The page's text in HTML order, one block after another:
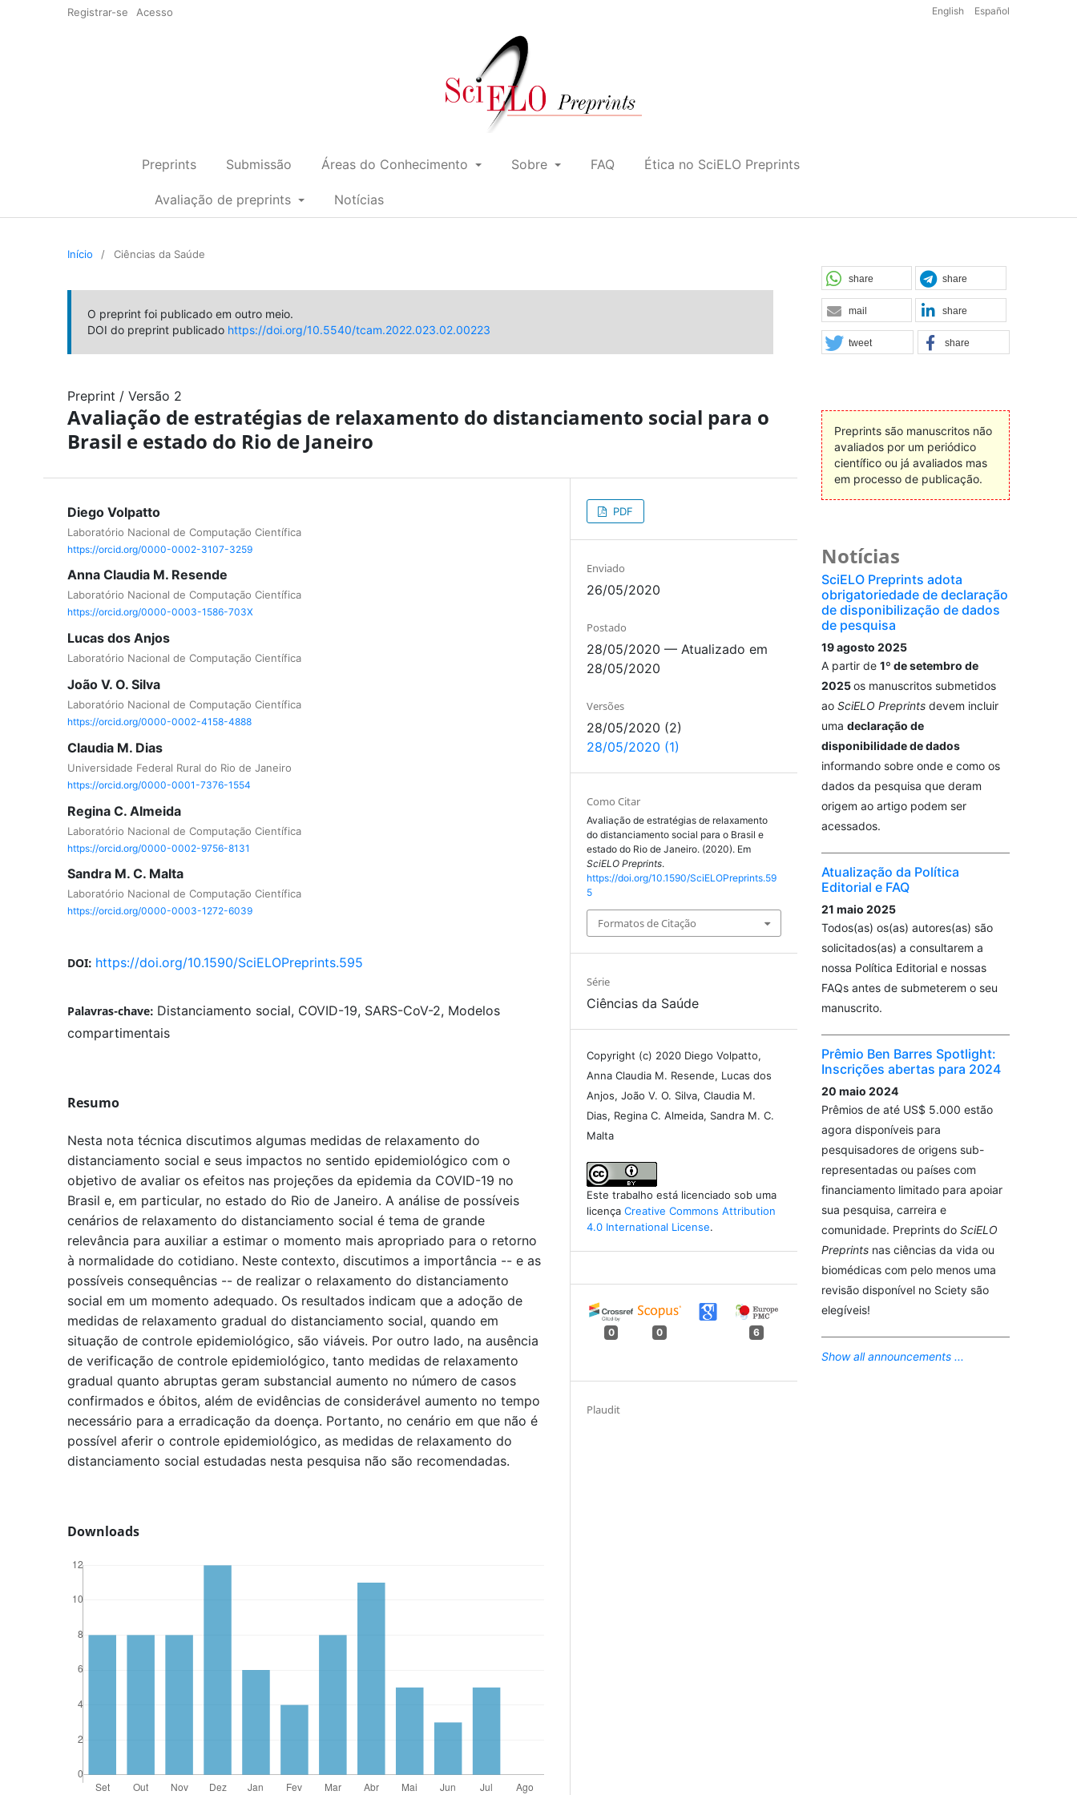
Registrar-se Acesso English Español
Preprints Submissão Áreas do Conhecimento Sobre FAQ Ética no SciELO Preprints
Avaliação de preprints Notícias
Início / Ciências da Saúde
O preprint foi publicado em outro meio.
DOI do preprint publicado https://doi.org/10.5540/tcam.2022.023.02.00223
Preprint / Versão 2
Avaliação de estratégias de relaxamento do distanciamento social para o
Brasil e estado do Rio de Janeiro
Diego Volpatto
Laboratório Nacional de Computação Científica
https://orcid.org/0000-0002-3107-3259
Anna Claudia M. Resende
Laboratório Nacional de Computação Científica
https://orcid.org/0000-0003-1586-703X
Lucas dos Anjos
Laboratório Nacional de Computação Científica
João V. O. Silva
Laboratório Nacional de Computação Científica
https://orcid.org/0000-0002-4158-4888
Claudia M. Dias
Universidade Federal Rural do Rio de Janeiro
https://orcid.org/0000-0001-7376-1554
Regina C. Almeida
Laboratório Nacional de Computação Científica
https://orcid.org/0000-0002-9756-8131
Sandra M. C. Malta
Laboratório Nacional de Computação Científica
https://orcid.org/0000-0003-1272-6039
DOI: https://doi.org/10.1590/SciELOPreprints.595
Palavras-chave: Distanciamento social, COVID-19, SARS-CoV-2, Modelos
compartimentais
Resumo
Nesta nota técnica discutimos algumas medidas de relaxamento do
distanciamento social e seus impactos no sentido epidemiológico com o
objetivo de avaliar os efeitos nas projeções da epidemia da COVID-19 no
Brasil e, em particular, no estado do Rio de Janeiro. A análise de possíveis
cenários de relaxamento do distanciamento social é tema de grande
relevância para auxiliar a estimar o momento mais apropriado para o retorno
à normalidade do cotidiano. Neste contexto, discutimos a importância -- e as
possíveis consequências -- de realizar o relaxamento do distanciamento
social em um momento adequado. Os resultados indicam que a adoção de
medidas de relaxamento gradual do distanciamento social, quando em
situação de controle epidemiológico, são viáveis. Por outro lado, na ausência
de verificação de controle epidemiológico, tanto medidas de relaxamento
gradual quanto abruptas geram substancial aumento no número de casos
confirmados e óbitos, além de evidências de considerável aumento no tempo
necessário para a erradicação da doença. Portanto, no cenário em que não é
possível aferir o controle epidemiológico, as medidas de relaxamento do
distanciamento social estudadas nesta pesquisa não são recomendadas.
Downloads
PDF
Enviado
26/05/2020
Postado
28/05/2020 — Atualizado em
28/05/2020
Versões
28/05/2020 (2)
28/05/2020 (1)
Como Citar
Avaliação de estratégias de relaxamento
do distanciamento social para o Brasil e
estado do Rio de Janeiro. (2020). Em
SciELO Preprints.
https://doi.org/10.1590/SciELOPreprints.59
5
Formatos de Citação
Série
Ciências da Saúde
Copyright (c) 2020 Diego Volpatto,
Anna Claudia M. Resende, Lucas dos
Anjos, João V. O. Silva, Claudia M.
Dias, Regina C. Almeida, Sandra M. C.
Malta
Este trabalho está licenciado sob uma
licençaCreative Commons Attribution
4.0 International License.
0 0 6
Plaudit
share share
mail share
tweet share
Preprints são manuscritos não
avaliados por um periódico
científico ou já avaliados mas
em processo de publicação.
Notícias
SciELO Preprints adota
obrigatoriedade de declaração
de disponibilização de dados
de pesquisa
19 agosto 2025
A partir de 1º de setembro de
2025os manuscritos submetidos
ao SciELO Preprintsdevem incluir
uma declaração de
disponibilidade de dados
informando sobre onde e como os
dados da pesquisa que deram
origem ao artigo podem ser
acessados.
Atualização da Política
Editorial e FAQ
21 maio 2025
Todos(as) os(as) autores(as) são
solicitados(as) a consultarem a
nossa Política Editorial e nossas
FAQs antes de submeterem o seu
manuscrito.
Prêmio Ben Barres Spotlight:
Inscrições abertas para 2024
20 maio 2024
Prêmios de até US$ 5.000 estão
agora disponíveis para
pesquisadores de origens sub-
representadas ou países com
financiamento limitado para apoiar
sua pesquisa, carreira e
comunidade. Preprints do SciELO
Preprintsnas ciências da vida ou
biomédicas com pelo menos uma
revisão disponível no Sciety são
elegíveis!
Show all announcements ...